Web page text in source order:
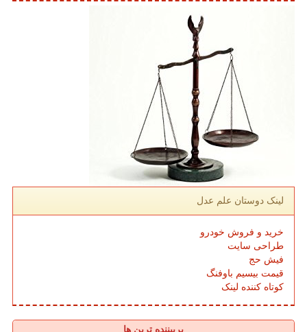
لینک دوستان علم عدل
خرید و فروش خودرو
طراحی سایت
فیش حج
قیمت بیسیم باوفنگ
کوتاه کننده لینک
پربیننده ترین ها